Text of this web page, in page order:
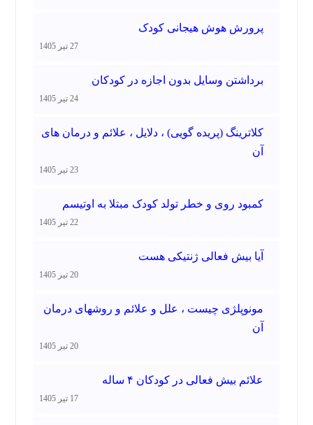
پرورش هوش هیجانی کودک
27 تیر 1405
برداشتن وسایل بدون اجازه در کودکان
24 تیر 1405
کلاترینگ (پریده گویی) ، دلایل ، علائم و درمان های
آن
23 تیر 1405
کمبود روی و خطر تولد کودک مبتلا به اوتیسم
22 تیر 1405
آیا بیش فعالی ژنتیکی هست
20 تیر 1405
مونوپلژی چیست ، علل و علائم و روشهای درمان
آن
20 تیر 1405
علائم بیش فعالی در کودکان ۴ ساله
17 تیر 1405